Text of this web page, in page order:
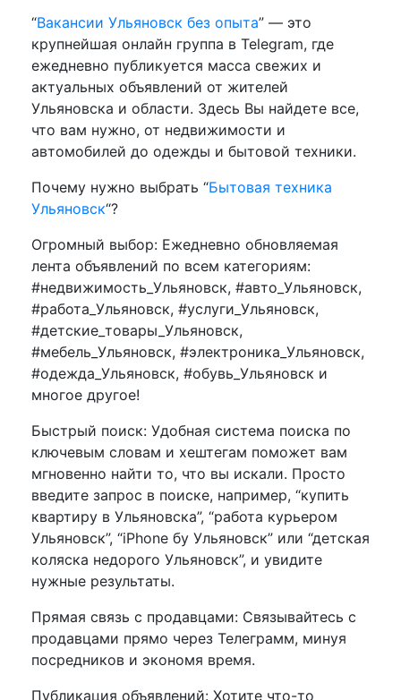
“Вакансии Ульяновск без опыта” — это
крупнейшая онлайн группа в Telegram, где
ежедневно публикуется масса свежих и
актуальных объявлений от жителей
Ульяновска и области. Здесь Вы найдете все,
что вам нужно, от недвижимости и
автомобилей до одежды и бытовой техники.
Почему нужно выбрать “Бытовая техника
Ульяновск“?
Огромный выбор: Ежедневно обновляемая
лента объявлений по всем категориям:
#недвижимость_Ульяновск, #авто_Ульяновск,
#работа_Ульяновск, #услуги_Ульяновск,
#детские_товары_Ульяновск,
#мебель_Ульяновск, #электроника_Ульяновск,
#одежда_Ульяновск, #обувь_Ульяновск и
многое другое!
Быстрый поиск: Удобная система поиска по
ключевым словам и хештегам поможет вам
мгновенно найти то, что вы искали. Просто
введите запрос в поиске, например, “купить
квартиру в Ульяновска”, “работа курьером
Ульяновск”, “iPhone бу Ульяновск” или “детская
коляска недорого Ульяновск”, и увидите
нужные результаты.
Прямая связь с продавцами: Связывайтесь с
продавцами прямо через Телеграмм, минуя
посредников и экономя время.
Публикация объявлений: Хотите что-то